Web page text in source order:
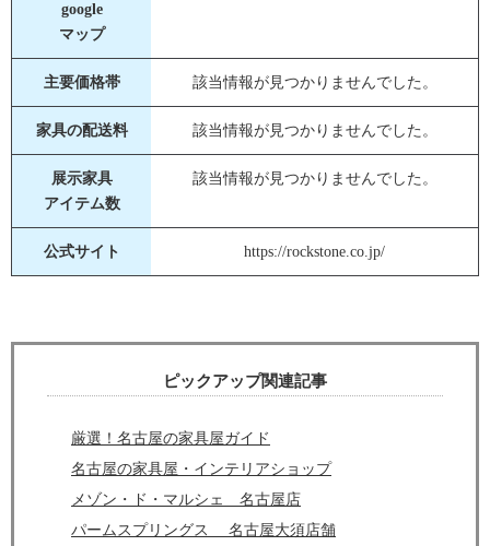
google
マップ
主要価格帯 該当情報が見つかりませんでした。
家具の配送料 該当情報が見つかりませんでした。
展示家具
アイテム数
該当情報が見つかりませんでした。
公式サイト https://rockstone.co.jp/
ピックアップ関連記事
厳選！名古屋の家具屋ガイド
名古屋の家具屋・インテリアショップ
メゾン・ド・マルシェ 名古屋店
パームスプリングス 名古屋大須店舗